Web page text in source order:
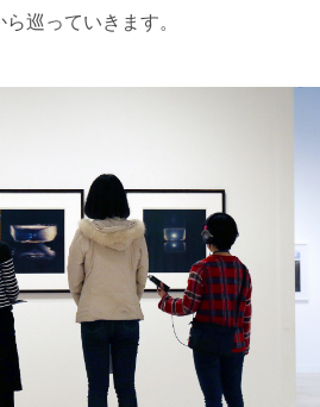
巡っていきます。